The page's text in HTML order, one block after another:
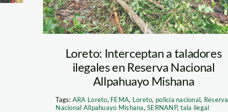
Loreto: Interceptan a taladores
ilegales en Reserva Nacional
Allpahuayo Mishana
Tags: ARA Loreto, FEMA, Loreto, policía nacional, Reserva
Nacional Allpahuayo Mishana,SERNANP, tala ilegal